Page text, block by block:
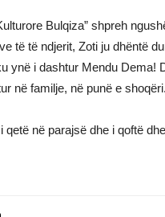
Bulqiza” shpreh
të të ndjerit, Zoti ju dhëntë
ynë i dashtur Mendu Dema!
në familje, në punë e shoqëri.
në parajsë dhe i qoftë